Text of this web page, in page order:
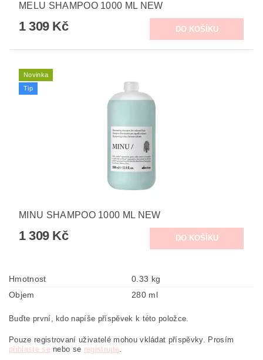
MELU SHAMPOO 1000 ML NEW
1 309 Kč
Novinka
Tip
MINU SHAMPOO 1000 ML NEW
1 309 Kč
Hmotnost
0.33 kg
Objem
280 ml
Buďte první, kdo napíše příspěvek k této položce.
Pouze registrovaní uživatelé mohou vkládat příspěvky. Prosím
přihlaste senebo se registrujte